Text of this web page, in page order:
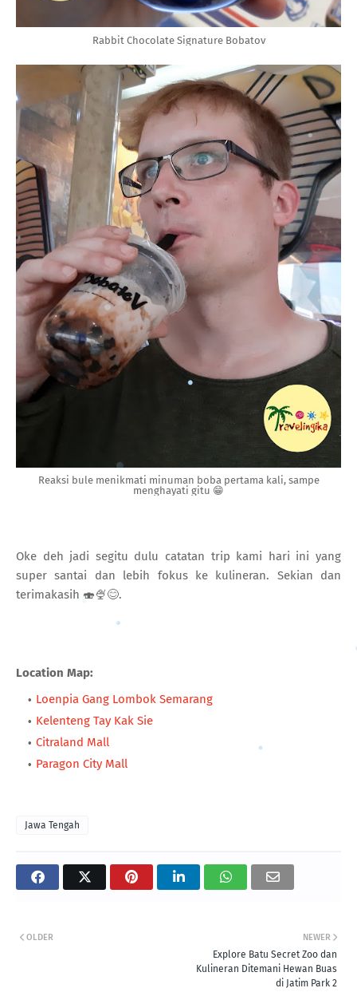
Rabbit Chocolate SignatureBobatov
Reaksi bule menikmati minuman boba pertama kali, sampe
menghayati gitu 😁
Oke deh jadi segitu dulu catatan trip kami hari ini yang
super santai dan lebih fokus ke kulineran. Sekian dan
terimakasih 🍣🍨😊.
Location Map:
Loenpia Gang Lombok Semarang
Kelenteng Tay Kak Sie
Citraland Mall
Paragon City Mall
Jawa Tengah
NEWER
Explore Batu Secret Zoo dan
Kulineran Ditemani Hewan Buas
di Jatim Park 2
OLDER